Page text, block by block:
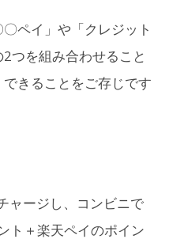
」よりもインパクト
効く”のか？
ペイ」や「クレジット
つを組み合わせること
きることをご存じです
ャージし、コンビニで
ト＋楽天ペイのポイン